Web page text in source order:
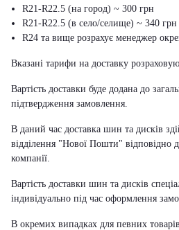
R21-R22.5 (на город) ~ 300 грн
R21-R22.5 (в село/селище) ~ 340 грн
R24 та вище розрахує менеджер
Вказані тарифи на доставку
Вартість доставки буде додана до
підтвердження замовлення.
В даний час доставка шин та дисків
відділення "Нової Пошти" відповідно
компанії.
Вартість доставки шин та дисків
індивідуально під час оформлення
В окремих випадках для певних